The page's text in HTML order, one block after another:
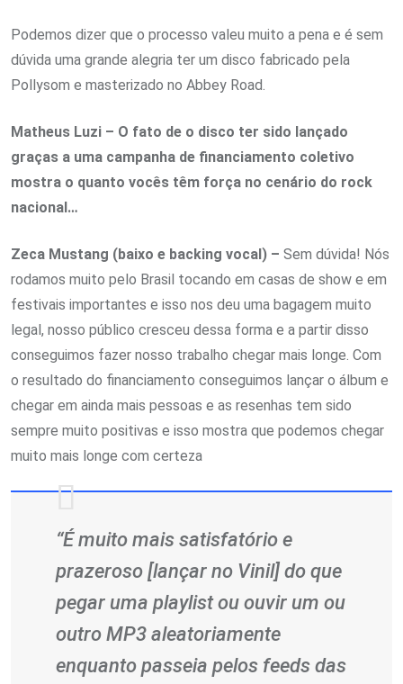
Podemos dizer que o processo valeu muito a pena e é sem
dúvida uma grande alegria ter um disco fabricado pela
Pollysom e masterizado no Abbey Road.
Matheus Luzi – O fato de o disco ter sido lançado
graças a uma campanha de financiamento coletivo
mostra o quanto vocês têm força no cenário do rock
nacional…
Zeca Mustang (baixo e backing vocal) – Sem dúvida! Nós
rodamos muito pelo Brasil tocando em casas de show e em
festivais importantes e isso nos deu uma bagagem muito
legal, nosso público cresceu dessa forma e a partir disso
conseguimos fazer nosso trabalho chegar mais longe. Com
o resultado do financiamento conseguimos lançar o álbum e
chegar em ainda mais pessoas e as resenhas tem sido
sempre muito positivas e isso mostra que podemos chegar
muito mais longe com certeza
“É muito mais satisfatório e
prazeroso [lançar no Vinil] do que
pegar uma playlist ou ouvir um ou
outro MP3 aleatoriamente
enquanto passeia pelos feeds das